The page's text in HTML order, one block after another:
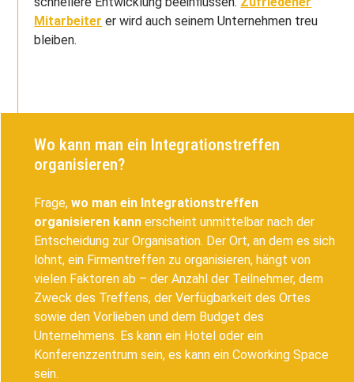
Mitarbeiter er wird auch seinem Unternehmen treu
bleiben.
Wo kann man ein Integrationstreffen
organisieren?
Frage,wo man ein Integrationstreffen
organisieren kann erscheint unmittelbar nach der
Entscheidung zur Organisation. Der Ort, an dem es sich
lohnt, ein Firmentreffen zu organisieren, hängt von
vielen Faktoren ab – der Anzahl der Teilnehmer, dem
Zweck des Treffens, der Verfügbarkeit des Ortes
sowie den Vorlieben und dem Budget des
Unternehmens. Es kann ein Hotel oder ein
Konferenzzentrum sein, es kann ein Coworking Space
sein.